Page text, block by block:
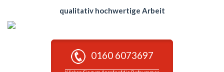
qualitativ hochwertige Arbeit
0160 6073697